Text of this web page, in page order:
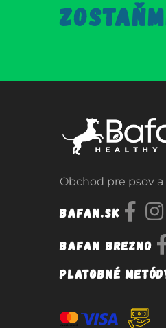
Obchod pre psov
Bafan.sk
Bafan Brezno
Platobné